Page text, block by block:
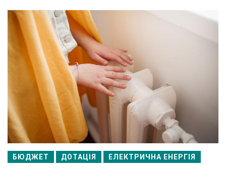
БЮДЖЕТ ДОТАЦІЯ ЕЛЕКТРИЧНА ЕНЕРГІЯ